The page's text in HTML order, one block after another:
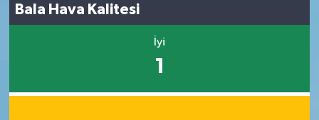
Bala Hava Kalitesi
İyi
1